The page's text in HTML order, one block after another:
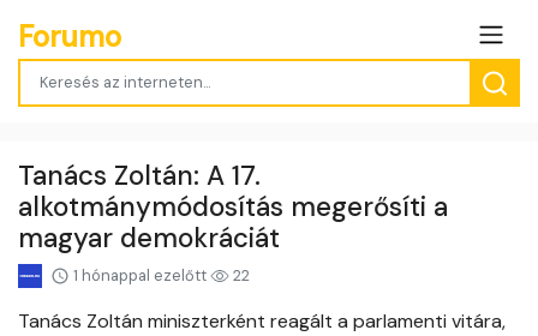
Forumo
Tanács Zoltán: A 17.
alkotmánymódosítás megerősíti a
magyar demokráciát
1 hónappal ezelőtt 22
Tanács Zoltán miniszterként reagált a parlamenti vitára,